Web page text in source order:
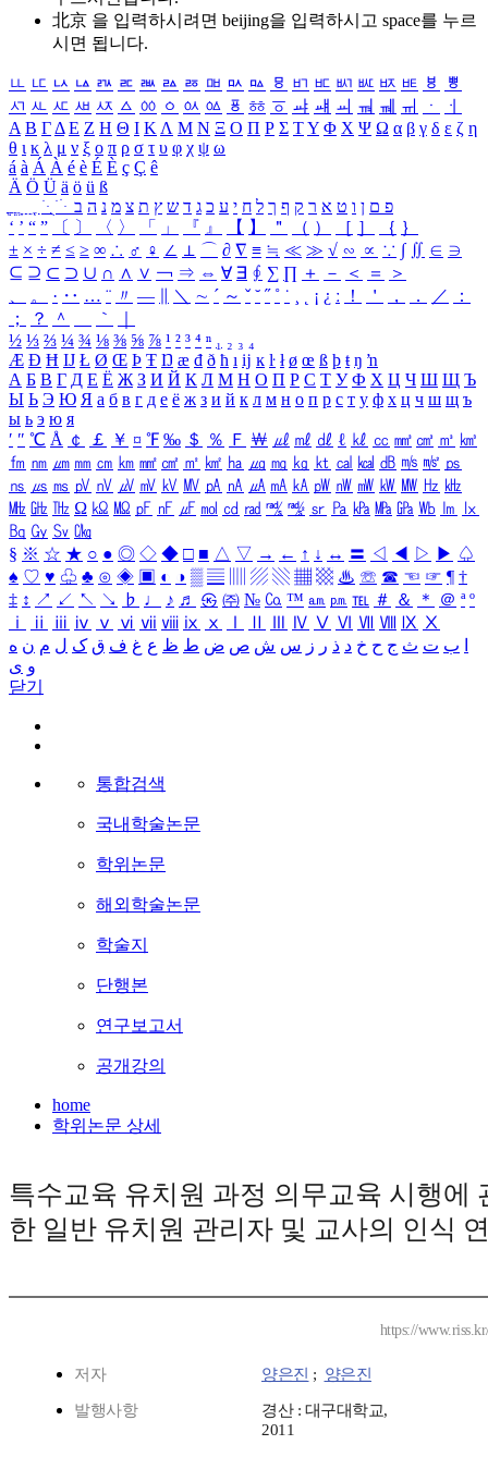
北京 을 입력하시려면 beijing을 입력하시고 space를 누르
시면 됩니다.
ㅥ ㅦ ㅧ ㅨ ㅩ ㅪ ㅫ ㅬ ㅭ ㅮ ㅯ ㅰ ㅱ ㅲ ㅳ ㅴ ㅵ ㅶ ㅷ ㅸ
ㅹ
ㅺ ㅻ ㅼ ㅽ ㅾ ㅿ ㆀ ㆁ ㆂ ㆃ ㆄ ㆅ ㆆ ㆇ ㆈ ㆉ ㆊ ㆋ ㆌ ㆍ
ㆎ
Α Β ΓΔ Ε Ζ Η Θ Ι ΚΛ Μ Ν Ξ Ο Π Ρ Σ ΤΥ Φ Χ Ψ Ω α β γ δ ε ζ η
θ ι κ λ μ ν ξ ο π ρ σ τ υ φ χ ψ ω
á à Á À é è É È ç Ç ê
Ä Ö Ü ä ö ü ß
ִֶֹ ֻּ ׁׂ פ ם ן ו ט א ר ק ף ך ל ח י ע כ ג ד ש ץ ת צ מ נ ה ב
‘ ’ “ ” 〔 〕 〈 〉 「 」 『 』 【 】 ＂ （ ） ［ ］ ｛ ｝
± × ÷ ≠ ≤ ≥ ∞ ∴ ♂ ♀ ∠ ⊥ ⌒ ∂ ∇ ≡ ≒ ≪ ≫ √ ∽ ∝ ∵ ∫ ∬ ∈ ∋
⊆ ⊇ ⊂ ⊃ ∪ ∩ ∧ ∨ ￢ ⇒ ⇔ ∀ ∃ ∮ ∑ ∏ ＋ － ＜ ＝
＞
、
。 · ‥ … ¨ 〃 ― ＼ ∼ ´ ～ ˇ ˘ ˝ ˚ ˙ ¸ ¡ ¿ ː ！ ＇ ， ． ／
：
；
？ ＾ ｀
½ ⅓ ⅔ ¼ ¾ ⅛ ⅜ ⅝ ⅞ ¹ ² ³ ⁴ ⁿ ₁ ₂ ₃ ₄
Æ Ð Ħ Ĳ Ł Ø Œ Þ Ŧ Ŋ æ đ ð ħ ı ĳ ĸ ŀ ł ø œ ß þ ŧ ŋ ŉ
А Б В Г Д Е Ё Ж З И Й К Л М Н О П Р С Т У Ф Х Ц Ч Ш Щ Ъ
Ы Ь Э Ю Я а б в г д е ё ж з и й к л м н о п р с т у ф х ц ч ш щ ъ
ы ь э ю я
′ ″ ℃ Å ￠ ￡ ￥ ¤ ℉ ‰ ＄ ％ Ｆ ￦ ㎕ ㎖ ㎗ ℓ ㎘ ㏄ ㎣ ㎤ ㎥ ㎦
㎙ ㎚ ㎛ ㎜ ㎝ ㎞ ㎟ ㎠ ㎡ ㎢ ㏊ ㎍ ㎎ ㎏ ㏏ ㎈ ㎉ ㏈ ㎧ ㎨ ㎰
㎱ ㎲ ㎳ ㎴ ㎵ ㎶ ㎷ ㎸ ㎹ ㎀ ㎁ ㎂ ㎃ ㎄ ㎺ ㎻ ㎽ ㎾ ㎿ ㎐ ㎑
㎒ ㎓ ㎔ Ω ㏀ ㏁ ㎊ ㎋ ㎌ ㏖ ㏅ ㎭ ㎮ ㎯ ㏛ ㎩ ㎪ ㎫ ㎬ ㏝ ㏐
㏓
㏃ ㏉ ㏜ ㏆
§ ※ ☆ ★ ○ ● ◎ ◇ ◆ □ ■ △ ▽ → ← ↑ ↓ ↔ 〓 ◁ ◀ ▷ ▶ ♤
♠ ♡ ♥ ♧ ♣ ⊙ ◈ ▣ ◐ ◑ ▒ ▤ ▨ ▧ ▦ ▩ ♨ ☏ ☎ ☜ ☞ ¶ †
‡ ↕ ↗ ↙ ↖ ↘ ♭ ♩ ♪ ♬ ㉿ ㈜ № ㏇ ™ ㏂ ㏘ ℡ ＃ ＆ ＊ ＠ ª º
ⅰ
ⅱ ⅲ ⅳ ⅴ ⅵ ⅶ ⅷ ⅸ ⅹ Ⅳ Ⅴ Ⅵ Ⅶ Ⅷ Ⅸ Ⅹ
ب ت ث ج ح خ د ذ ر ز س ش ص ض ط ظ ع غ ف ق ک ل م ن ه
و ی
닫기
통합검색
국내학술논문
학위논문
해외학술논문
학술지
단행본
연구보고서
공개강의
home
학위논문 상세
특수교육 유치원 과정 의무교육 시행에
한 일반 유치원 관리자 및 교사의 인식
https://
저자 양은진 ; 양은진
발행사항
경산 : 대구대학교,
2011